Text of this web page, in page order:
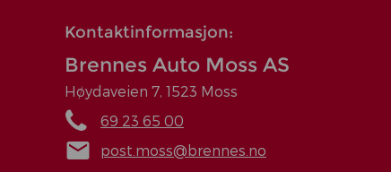
Kontaktinformasjon:
Brennes Auto Moss AS
Høydaveien 7, 1523 Moss
69 23 65 00
post.moss@brennes.no